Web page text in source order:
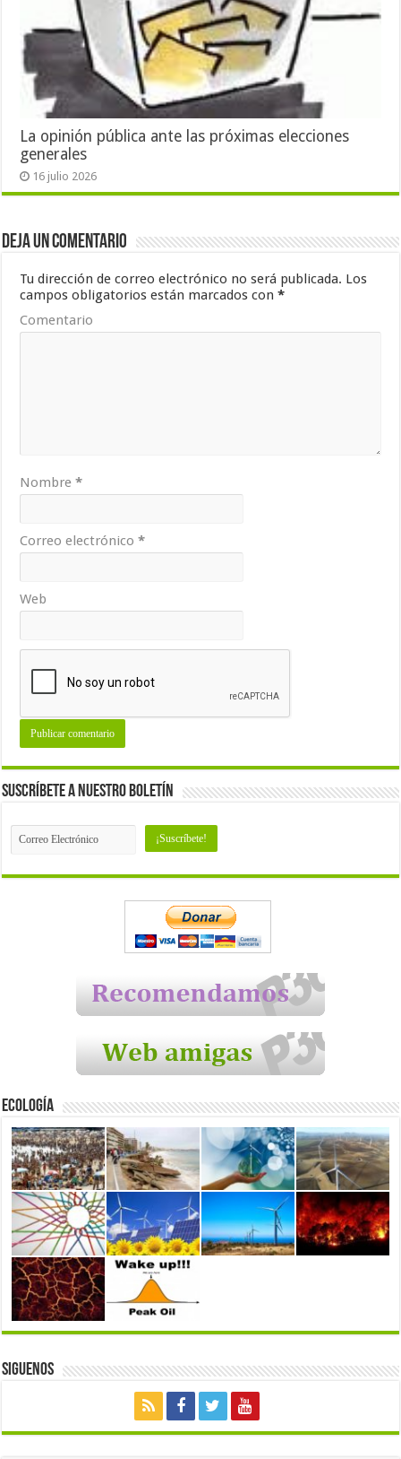
La opinión pública ante las próximas elecciones
generales
16 julio 2026
Deja un comentario
Tu dirección de correo electrónico no será publicada. Los
campos obligatorios están marcados con*
Comentario
Nombre*
Correo electrónico*
Web
Suscríbete a nuestro Boletín
Ecología
Siguenos